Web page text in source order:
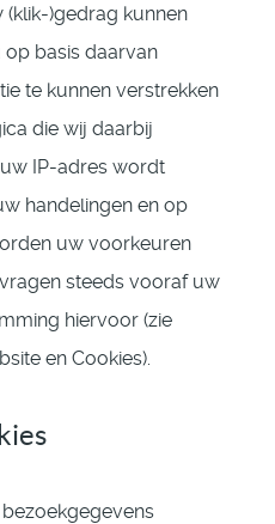
(klik-)gedrag kunnen
basis daarvan
te kunnen verstrekken
die wij daarbij
IP-adres wordt
handelingen en op
uw voorkeuren
steeds vooraf uw
hiervoor (zie
en Cookies).